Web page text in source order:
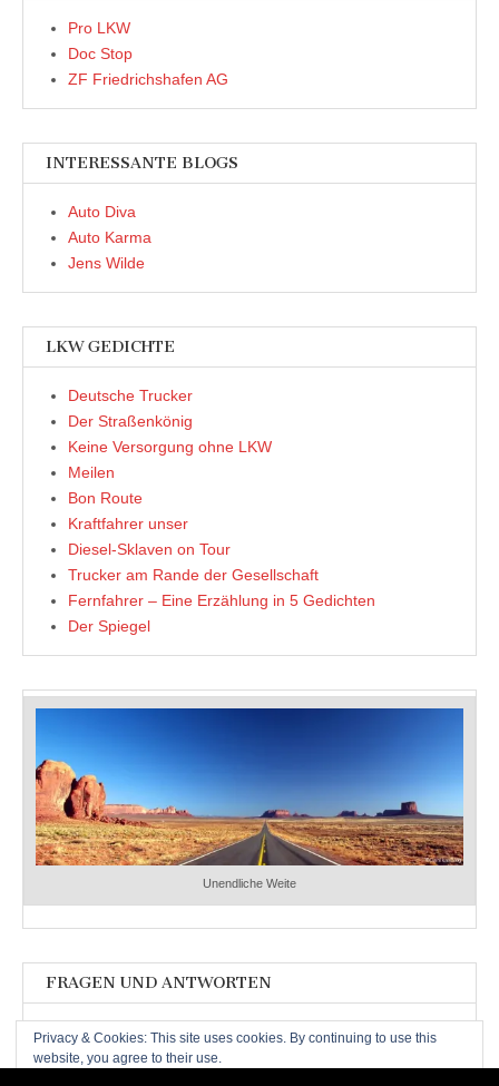
Pro LKW
Doc Stop
ZF Friedrichshafen AG
INTERESSANTE BLOGS
Auto Diva
Auto Karma
Jens Wilde
LKW GEDICHTE
Deutsche Trucker
Der Straßenkönig
Keine Versorgung ohne LKW
Meilen
Bon Route
Kraftfahrer unser
Diesel-Sklaven on Tour
Trucker am Rande der Gesellschaft
Fernfahrer – Eine Erzählung in 5 Gedichten
Der Spiegel
Unendliche Weite
FRAGEN UND ANTWORTEN
Fragen und Antworten
Privacy & Cookies: This site uses cookies. By continuing to use this
website, you agree to their use.